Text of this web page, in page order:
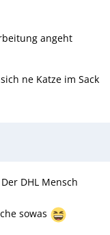
angeht
ne Katze im Sack
Der DHL Mensch
sowas